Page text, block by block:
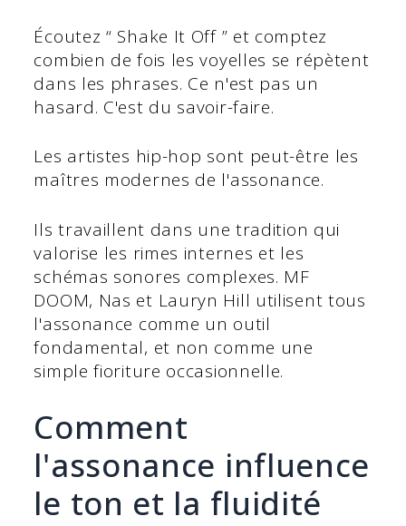
Écoutez “ Shake It Off ” et comptez
combien de fois les voyelles se répètent
dans les phrases. Ce n'est pas un
hasard. C'est du savoir-faire.
Les artistes hip-hop sont peut-être les
maîtres modernes de l'assonance.
Ils travaillent dans une tradition qui
valorise les rimes internes et les
schémas sonores complexes. MF
DOOM, Nas et Lauryn Hill utilisent tous
l'assonance comme un outil
fondamental, et non comme une
simple fioriture occasionnelle.
Comment
l'assonance influence
le ton et la fluidité